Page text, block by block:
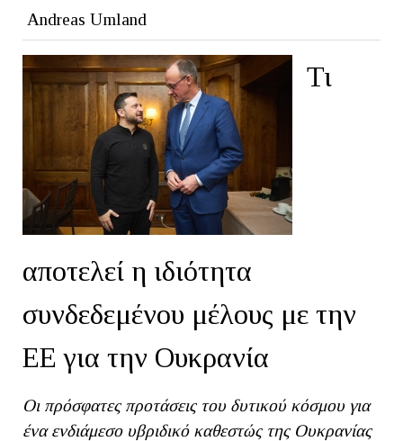
Andreas Umland
Τι
αποτελεί η ιδιότητα
συνδεδεμένου μέλους με την
ΕΕ για την Ουκρανία
Οι πρόσφατες προτάσεις του δυτικού κόσμου για
ένα ενδιάμεσο υβριδικό καθεστώς της Ουκρανίας